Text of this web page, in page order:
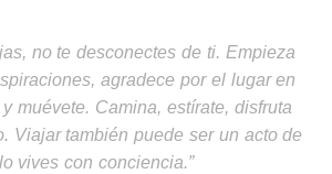
no te desconectes de ti. Empieza
agradece por el lugar en
muévete. Camina, estírate, disfruta
Viajar también puede ser un acto de
vives con conciencia.”